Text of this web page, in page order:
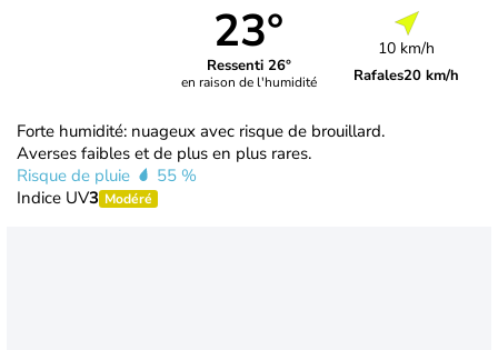
23°
Ressenti 26°
en raison de l'humidité
10 km/h
Rafales20 km/h
Forte humidité: nuageux avec risque de brouillard.
Averses faibles et de plus en plus rares.
Risque de pluie
55 %
Indice UV3 Modéré